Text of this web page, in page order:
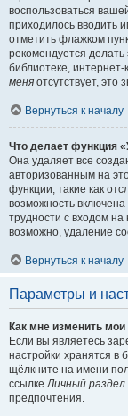
воспользоваться
приходилось вводить
отметить флажком
рекомендуется
библиотеке,
меня отсутствует, это
Вернуться к началу
Что делает функция
Она удаляет все
авторизованным на
функции, такие как
возможность
трудности с входом
возможно, удаление
Вернуться к началу
Параметры и
Как мне изменить мои
Если вы являетесь
настройки хранятся в
щёлкните на имени
ссылкеЛичный раздел
предпочтения.